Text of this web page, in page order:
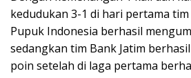
kedudukan 3-1 di hari pertama
Pupuk Indonesia berhasil
sedangkan tim Bank Jatim
poin setelah di laga pertama